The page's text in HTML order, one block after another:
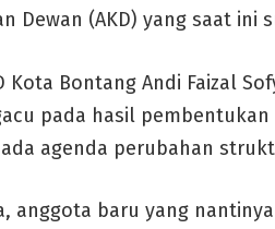
Dewan (AKD) yang saat ini
Kota Bontang Andi Faizal
pada hasil pembentukan
agenda perubahan
anggota baru yang